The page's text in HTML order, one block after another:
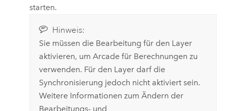
starten.
Hinweis:
Sie müssen die Bearbeitung für den Layer
aktivieren, um Arcadefür Berechnungen zu
verwenden. Für den Layer darf die
Synchronisierung jedoch nicht aktiviert sein.
Weitere Informationen zum Ändern der
Bearbeitungs- und